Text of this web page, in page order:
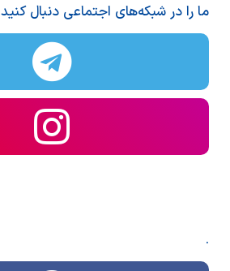
ما را در شبکه‌های اجتماعی دنبال کنید
.